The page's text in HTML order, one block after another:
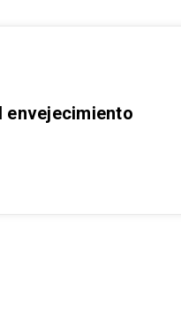
envejecimiento